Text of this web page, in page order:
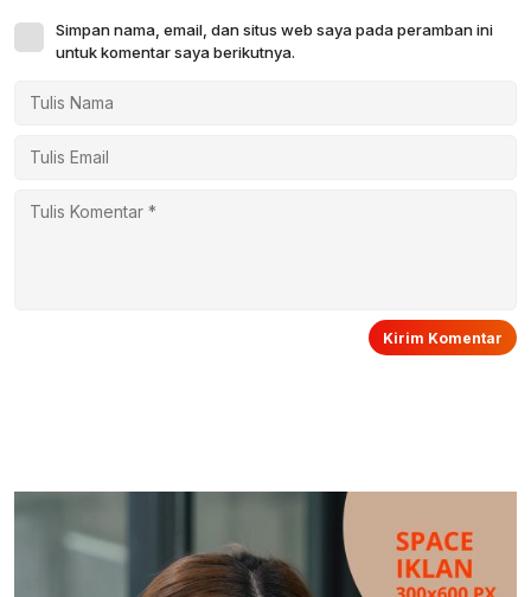
Simpan nama, email, dan situs web saya pada peramban ini
untuk komentar saya berikutnya.